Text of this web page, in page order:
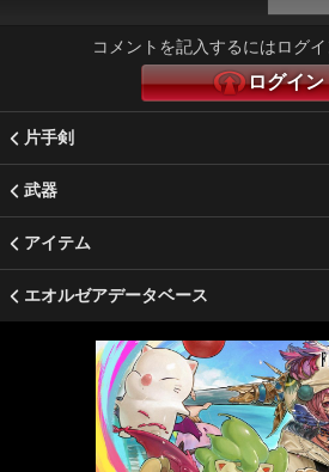
コメントを記入するにはログイ
ログイン
片手剣
武器
アイテム
エオルゼアデータベース